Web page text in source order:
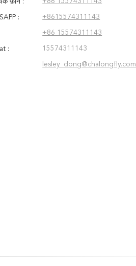
: +8615574311143
+86 15574311143
: 15574311143
lesley_dong@chalongfly.com